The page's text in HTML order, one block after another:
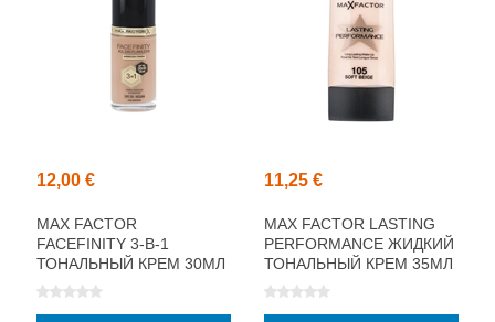
12,00 €
MAX FACTOR
FACEFINITY 3-В-1
ТОНАЛЬНЫЙ КРЕМ 30МЛ
11,25 €
MAX FACTOR LASTING
PERFORMANCE ЖИДКИЙ
ТОНАЛЬНЫЙ КРЕМ 35МЛ